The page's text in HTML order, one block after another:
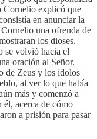
Cornelio explicó que
en anunciar la
una ofrenda de
los dioses.
se volvió hacia el
oración al Señor.
de Zeus y los ídolos
al ver lo que había
más y comenzó a
él, acerca de cómo
a prisión para pasar